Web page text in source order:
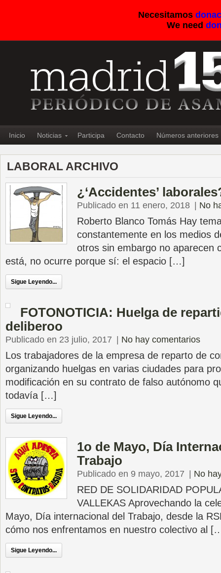
Necesitamos
We need
Inicio Noticias Participa Contacto Números anteriores
LABORAL ARCHIVO
¿‘Accidentes’
Publicado en 11 enero, 2018 No
Roberto Blanco Tomás Hay
constantemente en los medios
otros sin embargo no aparecen
está, no ocurre porque sí: el espacio […]
Sigue Leyendo...
FOTONOTICIA: Huelga de
deliberoo
Publicado en 23 julio, 2017 No hay comentarios
Los trabajadores de la empresa de reparto de
organizando huelgas en varias ciudades para
modificación en su contrato de falso autónomo
todavía […]
Sigue Leyendo...
1o de Mayo, Día
Trabajo
Publicado en 9 mayo, 2017 No
RED DE SOLIDARIDAD
VALLEKAS Aprovechando la
Mayo, Día internacional del Trabajo, desde la
cómo nos enfrentamos en nuestro colectivo al
Sigue Leyendo...